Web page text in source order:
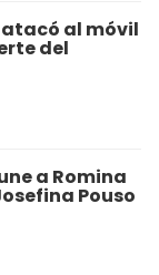
atacó al móvil
del
a Romina
Pouso